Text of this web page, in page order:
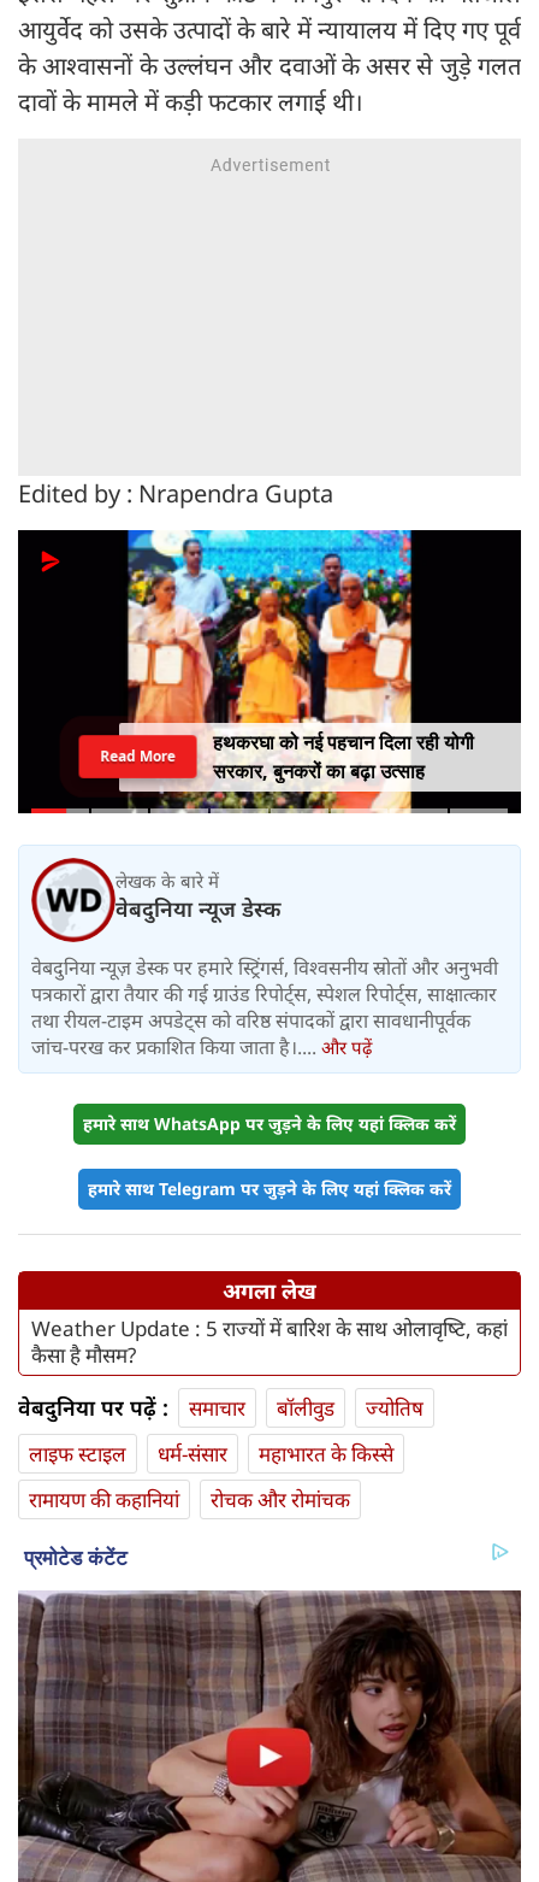
आयुर्वेद को उसके उत्पादों के बारे में न्यायालय में दिए गए पूर्व
के आश्वासनों के उल्लंघन और दवाओं के असर से जुड़े गलत
दावों के मामले में कड़ी फटकार लगाई थी।
Edited by : Nrapendra Gupta
हथकरघा को नई पहचान दिला रही योगी
सरकार, बुनकरों का बढ़ा उत्साह
Read More
लेखक के बारे में
वेबदुनिया न्यूज डेस्क
वेबदुनिया न्यूज़ डेस्क पर हमारे स्ट्रिंगर्स, विश्वसनीय स्रोतों और अनुभवी
पत्रकारों द्वारा तैयार की गई ग्राउंड रिपोर्ट्स, स्पेशल रिपोर्ट्स, साक्षात्कार
तथा रीयल-टाइम अपडेट्स को वरिष्ठ संपादकों द्वारा सावधानीपूर्वक
जांच-परख कर प्रकाशित किया जाता है।.... और पढ़ें
हमारे साथ WhatsApp पर जुड़ने के लिए यहां क्लिक करें
हमारे साथ Telegram पर जुड़ने के लिए यहां क्लिक करें
अगला लेख
Weather Update : 5 राज्यों में बारिश के साथ ओलावृष्‍टि, कहां
कैसा है मौसम?
वेबदुनिया पर पढ़ें : समाचार बॉलीवुड
ज्योतिष
लाइफ स्‍टाइल
धर्म-संसार
महाभारत के किस्से
रामायण की कहानियां
रोचक और रोमांचक